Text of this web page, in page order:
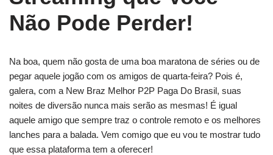
Não Pode Perder!
Na boa, quem não gosta de uma boa maratona de séries ou de
pegar aquele jogão com os amigos de quarta-feira? Pois é,
galera, com a New Braz Melhor P2P Paga Do Brasil, suas
noites de diversão nunca mais serão as mesmas! É igual
aquele amigo que sempre traz o controle remoto e os melhores
lanches para a balada. Vem comigo que eu vou te mostrar tudo
que essa plataforma tem a oferecer!